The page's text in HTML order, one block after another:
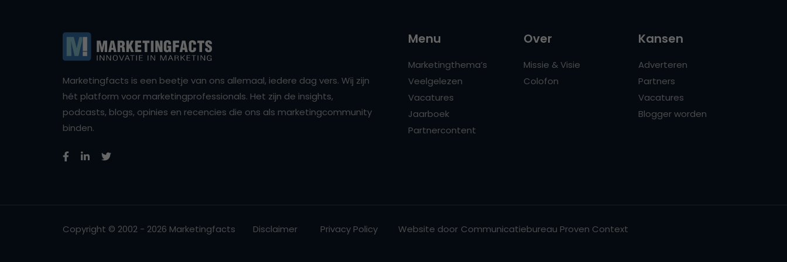
Marketingfacts is een beetje van ons allemaal, iedere dag vers. Wij zijn
hét platform voor marketingprofessionals. Het zijn de insights,
podcasts, blogs, opinies en recencies die ons als marketingcommunity
binden.
Menu
Marketingthema’s
Veelgelezen
Vacatures
Jaarboek
Partnercontent
Over
Missie & Visie
Colofon
Kansen
Adverteren
Partners
Vacatures
Blogger worden
Copyright © 2002 - 2026 Marketingfacts Disclaimer Privacy Policy Website door Communicatiebureau Proven Context